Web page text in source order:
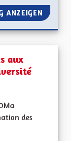
ANZEIGEN
aux
des